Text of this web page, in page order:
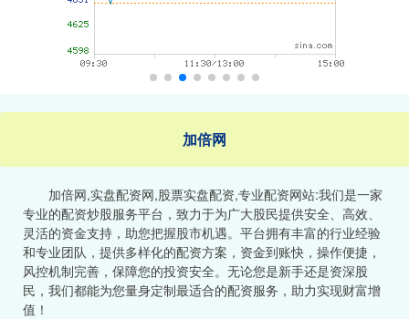
加倍网
加倍网,实盘配资网,股票实盘配资,专业配资网站:我们是一家
专业的配资炒股服务平台，致力于为广大股民提供安全、高效、
灵活的资金支持，助您把握股市机遇。平台拥有丰富的行业经验
和专业团队，提供多样化的配资方案，资金到账快，操作便捷，
风控机制完善，保障您的投资安全。无论您是新手还是资深股
民，我们都能为您量身定制最适合的配资服务，助力实现财富增
值！